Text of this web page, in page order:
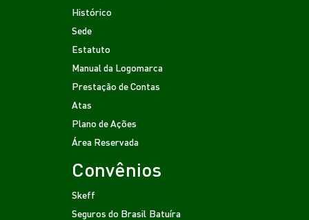
Histórico
Sede
Estatuto
Manual da Logomarca
Prestação de Contas
Atas
Plano de Ações
Área Reservada
Convênios
Skeff
Seguros do Brasil Batuíra